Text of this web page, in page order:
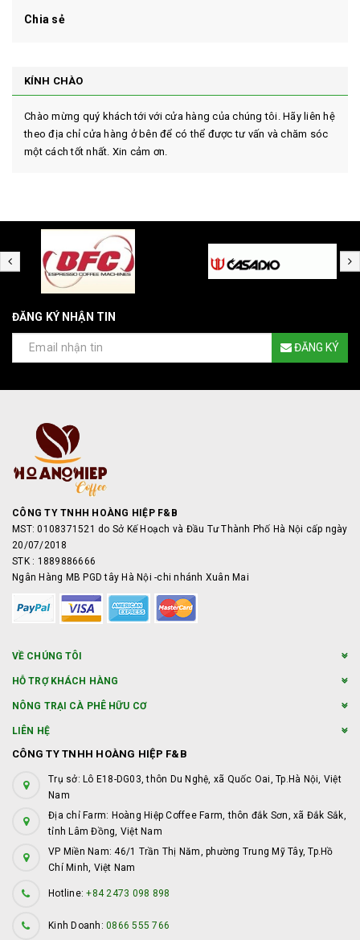
Chia sẻ
KÍNH CHÀO
Chào mừng quý khách tới với cửa hàng của chúng tôi. Hãy liên hệ
theo địa chỉ cửa hàng ở bên để có thể được tư vấn và chăm sóc
một cách tốt nhất. Xin cảm ơn.
ĐĂNG KÝ NHẬN TIN
ĐĂNG KÝ
CÔNG TY TNHH HOÀNG HIỆP F&B
MST: 0108371521 do Sở Kế Hoạch và Đầu Tư Thành Phố Hà Nội cấp ngày
20/07/2018
STK : 1889886666
Ngân Hàng MB PGD tây Hà Nội -chi nhánh Xuân Mai
VỀ CHÚNG TÔI
HỖ TRỢ KHÁCH HÀNG
NÔNG TRẠI CÀ PHÊ HỮU CƠ
LIÊN HỆ
CÔNG TY TNHH HOÀNG HIỆP F&B
Trụ sở: Lô E18-DG03, thôn Du Nghệ, xã Quốc Oai, Tp.Hà Nội, Việt
Nam
Địa chỉ Farm: Hoàng Hiệp Coffee Farm, thôn đắk Sơn, xã Đắk Sắk,
tỉnh Lâm Đồng, Việt Nam
VP Miền Nam: 46/1 Trần Thị Năm, phường Trung Mỹ Tây, Tp.Hồ
Chí Minh, Việt Nam
Hotline:+84 2473 098 898
Kinh Doanh: 0866 555 766